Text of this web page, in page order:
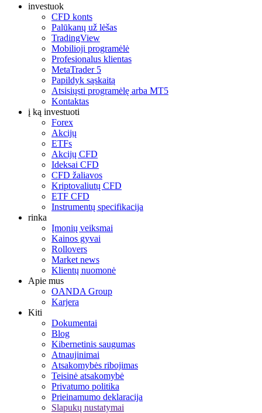
investuok
CFD konts
Palūkanų už lėšas
TradingView
Mobilioji programėlė
Profesionalus klientas
MetaTrader 5
Papildyk sąskaitą
Atsisiųsti programėlę arba MT5
Kontaktas
į ką investuoti
Forex
Akcijų
ETFs
Akcijų CFD
Ideksai CFD
CFD žaliavos
Kriptovaliutų CFD
ETF CFD
Instrumentų specifikacija
rinka
Įmonių veiksmai
Kainos gyvai
Rollovers
Market news
Klientų nuomonė
Apie mus
OANDA Group
Karjera
Kiti
Dokumentai
Blog
Kibernetinis saugumas
Atnaujinimai
Atsakomybės ribojimas
Teisinė atsakomybė
Privatumo politika
Prieinamumo deklaracija
Slapukų nustatymai